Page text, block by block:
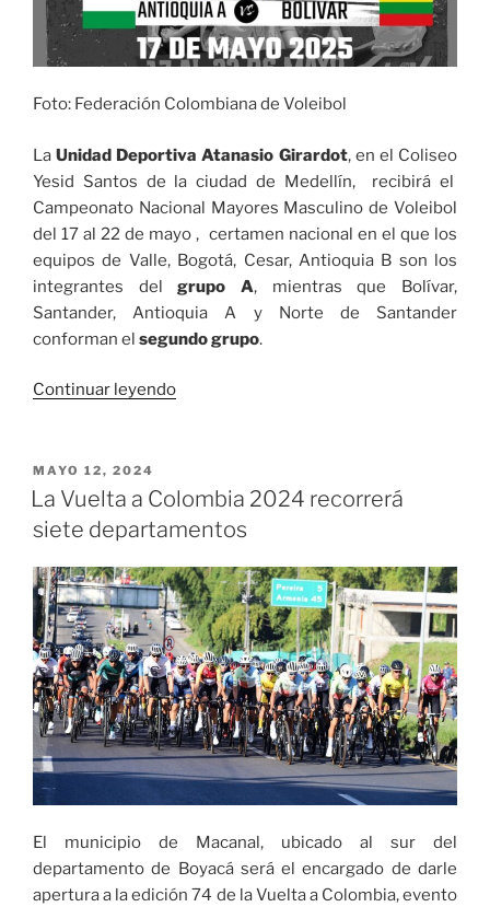
Foto: Federación Colombiana de Voleibol
LaUnidad Deportiva Atanasio Girardot, en el Coliseo
Yesid Santos de la ciudad de Medellín, recibirá el
Campeonato Nacional Mayores Masculino de Voleibol
del 17 al 22 de mayo , certamen nacional en el que los
equipos de Valle, Bogotá, Cesar, Antioquia B son los
integrantes del grupo A, mientras que Bolívar,
Santander, Antioquia A y Norte de Santander
conforman el segundo grupo.
Continuar leyendo«Medellín
el
Campeonato
Mayores
Masculino
de
Voleibol»
PUBLICADO
EL
MAYO 12, 2024
La Vuelta a Colombia 2024 recorrerá
siete departamentos
El municipio de Macanal, ubicado al sur del
departamento de Boyacá será el encargado de darle
apertura a la edición 74 de la Vuelta a Colombia, evento